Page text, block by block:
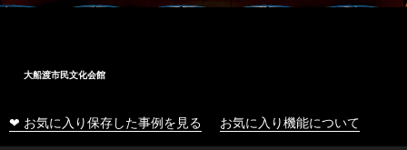
大船渡市民文化会館
❤ お気に入り保存した事例を見る お気に入り機能について